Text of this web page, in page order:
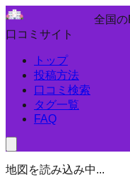
全国
口コミサイト
トップ
投稿方法
口コミ検索
タグ一覧
FAQ
地図を読み込み中...